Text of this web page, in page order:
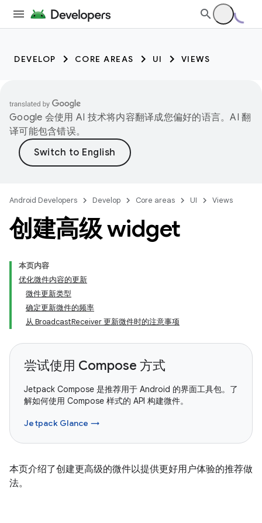
DEVELOP CORE AREAS UI VIEWS
Google 会使用 AI 技术将内容翻译成您偏好的语言。AI 翻
译可能包含错误。
Android Developers Develop Core areas UI Views
创建高级 widget
本页内容
优化微件内容的更新
微件更新类型
确定更新微件的频率
从 BroadcastReceiver 更新微件时的注意事项
尝试使用 Compose 方式
Jetpack Compose 是推荐用于 Android 的界面工具包。了
解如何使用 Compose 样式的 API 构建微件。
Jetpack Glance →
本页介绍了创建更高级的微件以提供更好用户体验的推荐做
法。